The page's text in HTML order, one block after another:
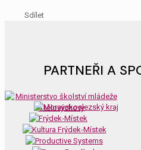
Sdílet
PARTNEŘI A